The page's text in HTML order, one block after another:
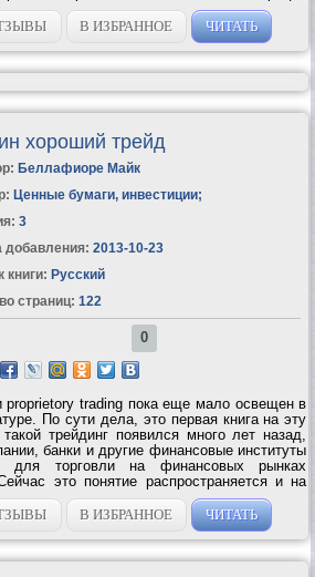
способы краткосрочной торговли
В ИЗБРАННОЕ ЧИТАТЬ
хороший трейд
Беллафиоре Майк
Ценные бумаги, инвестиции;
3
добавления: 2013-10-23
книги: Русский
страниц: 122
0
proprietory trading пока еще мало освещен в
По сути дела, это первая книга на эту
трейдинг появился много лет назад,
банки и другие финансовые институты
для торговли на финансовых рынках
это понятие распространяется и на
не получают заработную плату, но
В ИЗБРАННОЕ ЧИТАТЬ